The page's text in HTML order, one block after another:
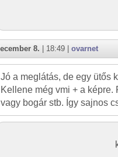
8. | 18:49 | ovarnet
Jó a meglátás, de egy ütős
Kellene még vmi + a
vagy bogár stb. Így sajnos